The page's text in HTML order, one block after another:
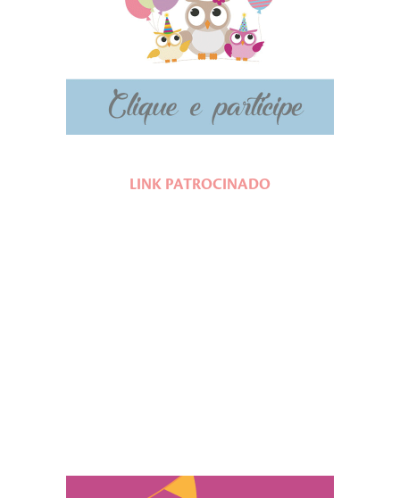
LINK PATROCINADO